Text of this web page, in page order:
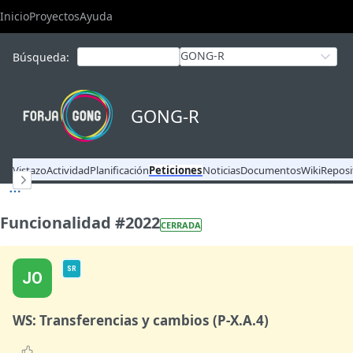
InicioProyectosAyuda
Búsqueda: GONG-R
GONG-R
VistazoActividadPlanificaciónPeticionesNoticiasDocumentosWiki
Funcionalidad #2022CERRADA
JO SR
WS: Transferencias y cambios (P-X.A.4)